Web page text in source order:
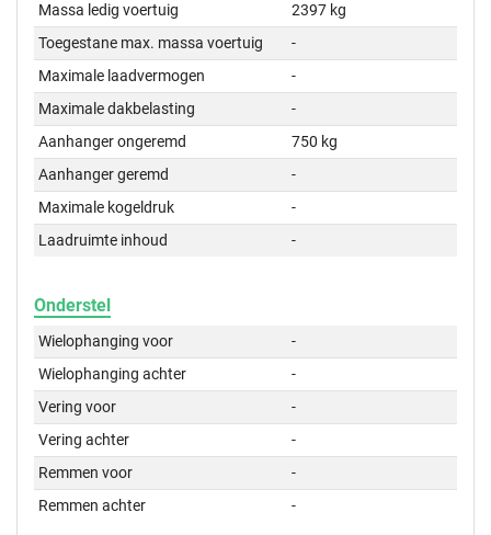
Massa ledig voertuig
2397 kg
Toegestane max. massa voertuig
-
Maximale laadvermogen
-
Maximale dakbelasting
-
Aanhanger ongeremd
750 kg
Aanhanger geremd
-
Maximale kogeldruk
-
Laadruimte inhoud
-
Onderstel
Wielophanging voor
-
Wielophanging achter
-
Vering voor
-
Vering achter
-
Remmen voor
-
Remmen achter
-